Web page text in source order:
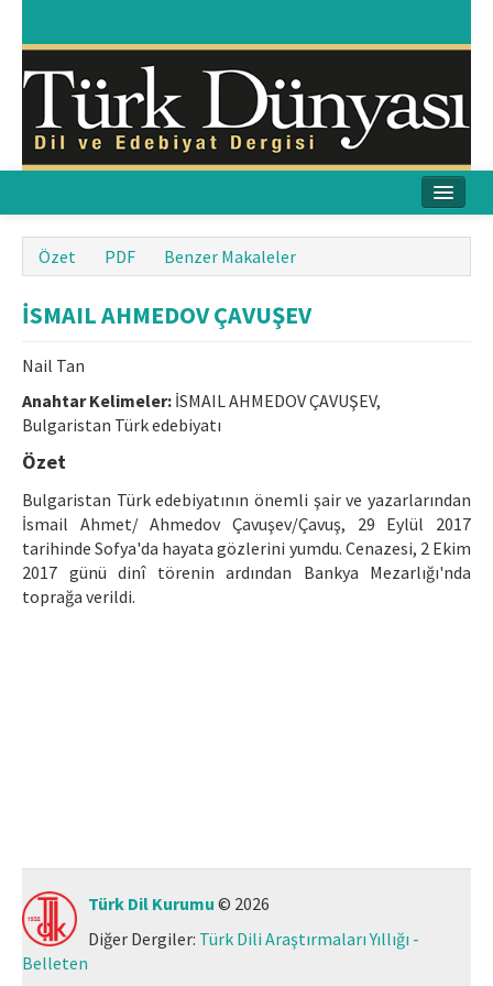
Amaç & Kapsam
Yayın Kurulu
Yayın İlkeleri
Etik İlkeler
İletişim
Makale Gönder
ISSN: 1301-0077 · e-ISSN: 2651-5091
Özet PDF Benzer Makaleler
İSMAIL AHMEDOV ÇAVUŞEV
Nail Tan
Anahtar Kelimeler: İSMAIL AHMEDOV ÇAVUŞEV,
Bulgaristan Türk edebiyatı
Özet
Bulgaristan Türk edebiyatının önemli şair ve yazarlarından
İsmail Ahmet/ Ahmedov Çavuşev/Çavuş, 29 Eylül 2017
tarihinde Sofya'da hayata gözlerini yumdu. Cenazesi, 2 Ekim
2017 günü dinî törenin ardından Bankya Mezarlığı'nda
toprağa verildi.
Türk Dil Kurumu © 2026
Diğer Dergiler: Türk Dili Araştırmaları Yıllığı -
Belleten